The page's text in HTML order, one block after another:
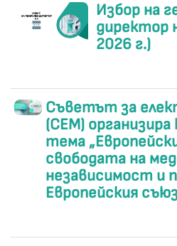
Избор на
директор
2026 г.)
Съветът за
(СЕМ) организира
тема
свободата на
независимост и
Европейския